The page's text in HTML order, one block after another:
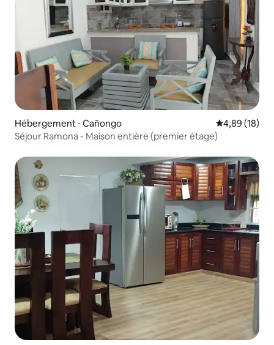
Hébergement ⋅ Cañongo Évaluation
4,89 (18)
Séjour Ramona - Maison entière (premier étage)